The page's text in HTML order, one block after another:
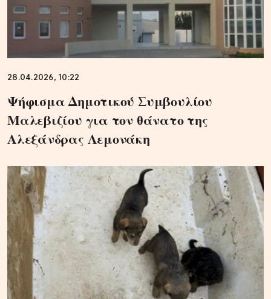
28.04.2026, 10:22
Ψήφισμα Δημοτικού Συμβουλίου
Μαλεβιζίου για τον θάνατο της
Αλεξάνδρας Λεμονάκη